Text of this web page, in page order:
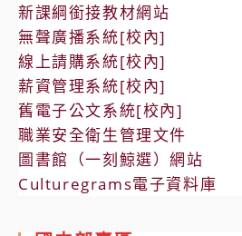
新課綱銜接教材網站
無聲廣播系統[校內]
線上請購系統[校內]
薪資管理系統[校內]
舊電子公文系統[校內]
職業安全衛生管理文件
圖書館（一刻鯨選）網站
Culturegrams電子資料庫